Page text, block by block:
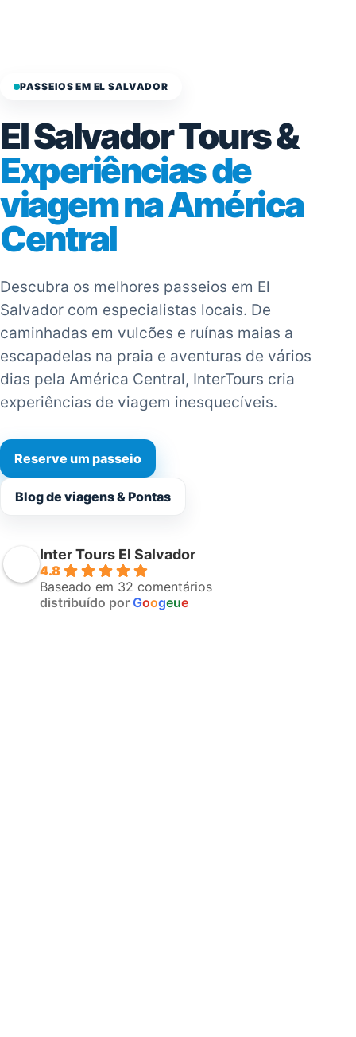
PASSEIOS EM EL SALVADOR
El Salvador Tours &
Experiências de
viagem na América
Central
Descubra os melhores passeios em El
Salvador com especialistas locais. De
caminhadas em vulcões e ruínas maias a
escapadelas na praia e aventuras de vários
dias pela América Central, InterTours cria
experiências de viagem inesquecíveis.
Reserve um passeio
Blog de viagens & Pontas
Inter Tours El Salvador
4.8
Baseado em 32 comentários
distribuído por Googeue